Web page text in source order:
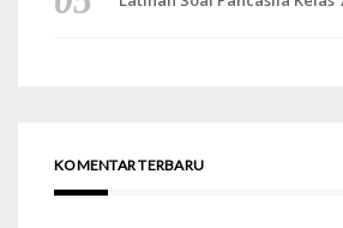
KOMENTAR TERBARU